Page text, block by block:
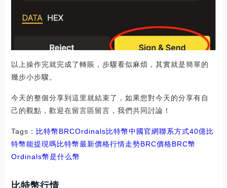
以上操作完就完成了轉賬，步驟看似麻煩，其實就是簡單的
幾步小步驟。
今天的整個分享到這里就結束了，如果您對今天的分享有自
己的觀點，歡迎在留言區留言，我們共同討論！
Tags： 比特幣BRCOrdinals比特幣中國官網聯系方式40億比
特幣能提現嗎比特幣最新價格行情走勢BRC價格BRC幣
Ordinals幣是什么幣
比特幣行情